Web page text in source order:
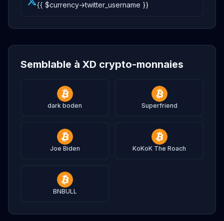
{{ $currency->twitter_username }}
Semblable à XD crypto-monnaies
dark boden Superfriend
Joe Biden KoKoK The Roach
BNBULL